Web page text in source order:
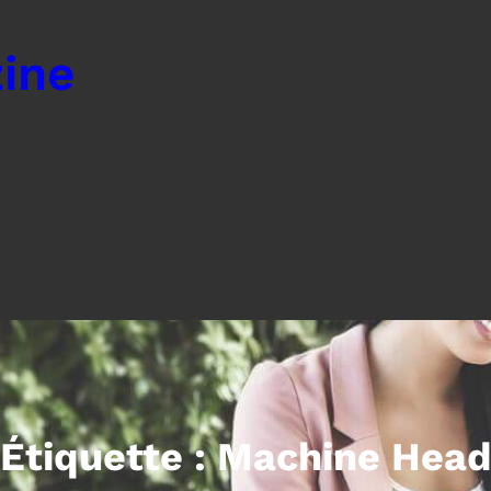
Étiquette :Machine Head